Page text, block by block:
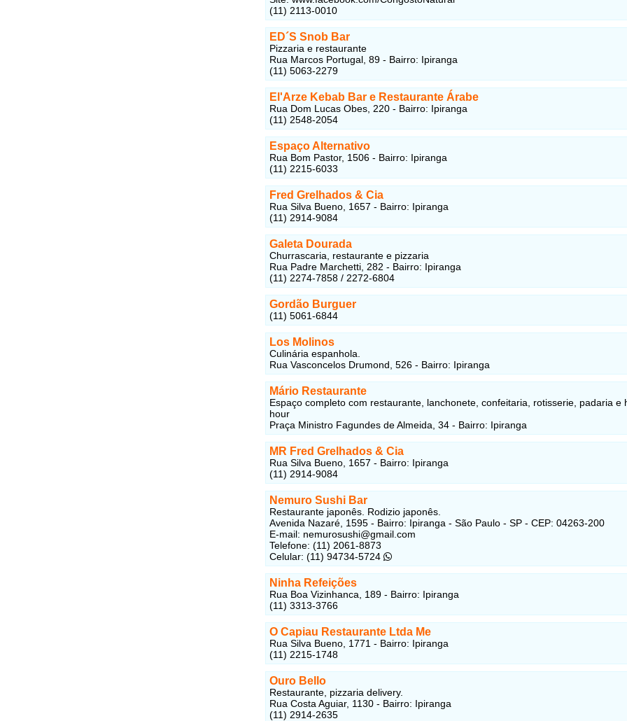
(11) 2113-0010
ED´S Snob Bar
Pizzaria e restaurante
Rua Marcos Portugal, 89 - Bairro: Ipiranga
(11) 5063-2279
El'Arze Kebab Bar e Restaurante Árabe
Rua Dom Lucas Obes, 220 - Bairro: Ipiranga
(11) 2548-2054
Espaço Alternativo
Rua Bom Pastor, 1506 - Bairro: Ipiranga
(11) 2215-6033
Fred Grelhados & Cia
Rua Silva Bueno, 1657 - Bairro: Ipiranga
(11) 2914-9084
Galeta Dourada
Churrascaria, restaurante e pizzaria
Rua Padre Marchetti, 282 - Bairro: Ipiranga
(11) 2274-7858 / 2272-6804
Gordão Burguer
(11) 5061-6844
Los Molinos
Culinária espanhola.
Rua Vasconcelos Drumond, 526 - Bairro: Ipiranga
Mário Restaurante
Espaço completo com restaurante, lanchonete, confeitaria, rotisserie, padaria e
hour
Praça Ministro Fagundes de Almeida, 34 - Bairro: Ipiranga
MR Fred Grelhados & Cia
Rua Silva Bueno, 1657 - Bairro: Ipiranga
(11) 2914-9084
Nemuro Sushi Bar
Restaurante japonês. Rodizio japonês.
Avenida Nazaré, 1595 - Bairro: Ipiranga - São Paulo - SP - CEP: 04263-200
E-mail: nemurosushi@gmail.com
Telefone: (11) 2061-8873
Celular: (11) 94734-5724
Ninha Refeições
Rua Boa Vizinhanca, 189 - Bairro: Ipiranga
(11) 3313-3766
O Capiau Restaurante Ltda Me
Rua Silva Bueno, 1771 - Bairro: Ipiranga
(11) 2215-1748
Ouro Bello
Restaurante, pizzaria delivery.
Rua Costa Aguiar, 1130 - Bairro: Ipiranga
(11) 2914-2635